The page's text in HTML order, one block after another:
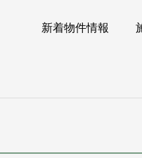
新着物件情報